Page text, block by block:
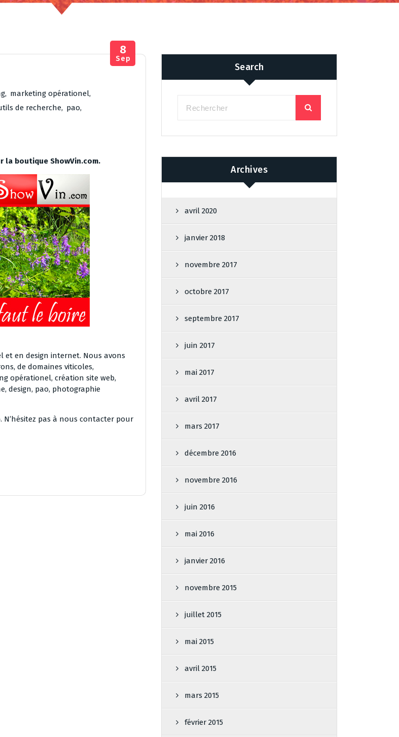
, marketing opérationel,
de recherche, pao,
8
Sep
boutique ShowVin.com.
et en design internet. Nous avons
de domaines viticoles,
opérationel, création site web,
design, pao, photographie
pas à nous contacter pour
Search
Archives
avril 2020
janvier 2018
novembre 2017
octobre 2017
septembre 2017
juin 2017
mai 2017
avril 2017
mars 2017
décembre 2016
novembre 2016
juin 2016
mai 2016
janvier 2016
novembre 2015
juillet 2015
mai 2015
avril 2015
mars 2015
février 2015